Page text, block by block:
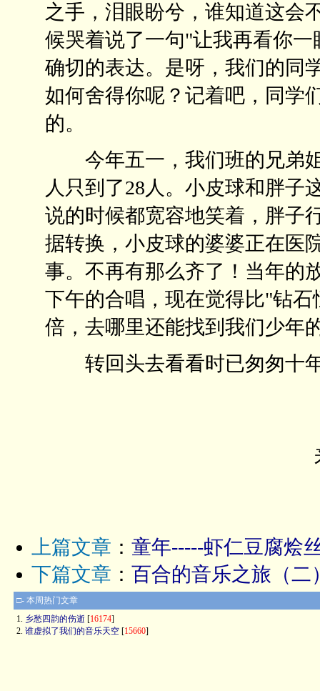
之手，泪眼盼兮，谁知道这会
候哭着说了一句"让我再看你
确切的表达。是呀，我们的同
如何舍得你呢？记着吧，同学
的。
今年五一，我们班的兄弟姐
人只到了28人。小皮球和胖子
说的时候都宽容地笑着，胖子
据转换，小皮球的婆婆正在医
事。不再有那么齐了！当年的
下午的合唱，现在觉得比"钻
倍，去哪里还能找到我们少年
转回头去看看时已匆匆十年
上篇文章 ： 童年-----虾仁豆腐烩
下篇文章 ： 百合的音乐之旅（二
□- 本周热门文章
1. 乡愁四韵的伤逝 [16174]
2. 谁虚拟了我们的音乐天空 [15660]